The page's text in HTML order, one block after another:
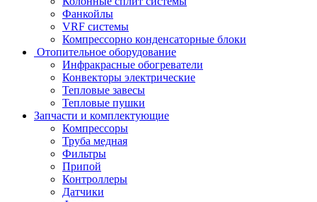
Фанкойлы
VRF системы
Компрессорно конденсаторные блоки
Отопительное оборудование
Инфракрасные обогреватели
Конвекторы электрические
Тепловые завесы
Тепловые пушки
Запчасти и комплектующие
Компрессоры
Труба медная
Фильтры
Припой
Контроллеры
Датчики